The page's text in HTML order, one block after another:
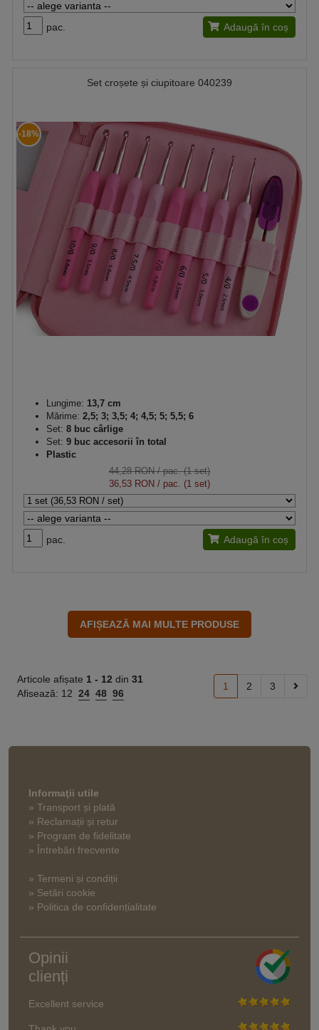
pac. Adaugă în coș
Set croșete și ciupitoare 040239
-18%
Lungime: 13,7 cm
Mărime: 2,5; 3; 3,5; 4; 4,5; 5; 5,5; 6
Set: 8 buc cârlige
Set: 9 buc accesorii în total
Plastic
44,28 RON/ pac. (1 set)
36,53 RON / pac. (1 set)
pac. Adaugă în coș
Articole afișate 1 - 12 din 31
Afisează: 12 24 48 96
1 2 3
Informaţii utile
» Transport și plată
» Reclamații și retur
» Program de fidelitate
» Întrebări frecvente
» Termeni și condiții
» Setări cookie
» Politica de confidențialitate
Opinii
clienți
Excellent service